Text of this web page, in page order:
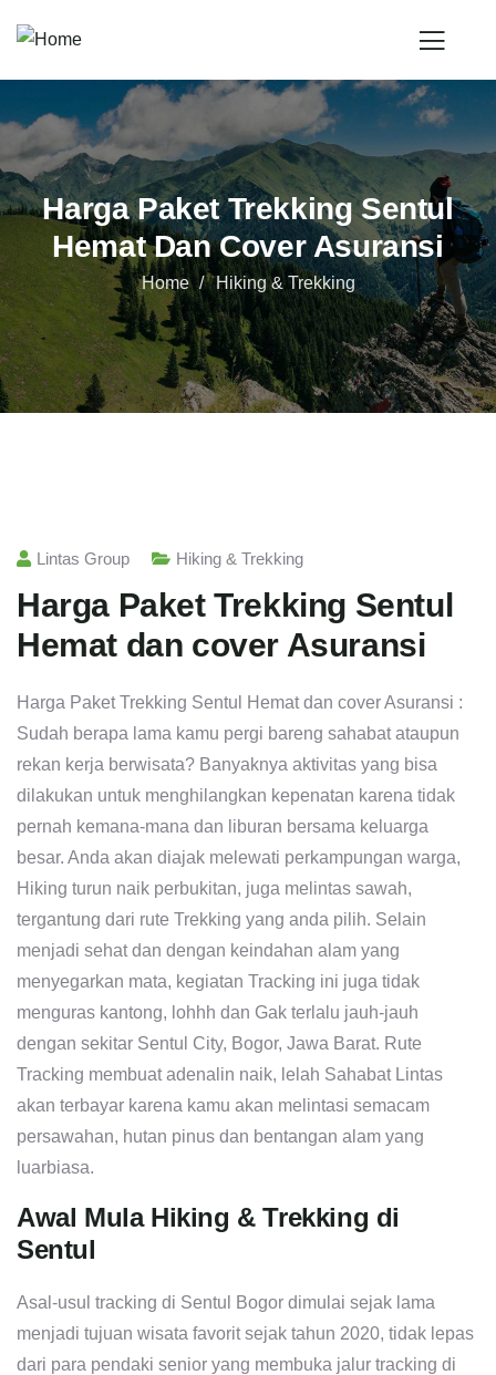
Harga Paket Trekking Sentul
Hemat Dan Cover Asuransi
Home Hiking & Trekking
Lintas Group Hiking & Trekking
Harga Paket Trekking Sentul
Hemat dan cover Asuransi
Harga Paket Trekking Sentul Hemat dan cover Asuransi :
Sudah berapa lama kamu pergi bareng sahabat ataupun
rekan kerja berwisata? Banyaknya aktivitas yang bisa
dilakukan untuk menghilangkan kepenatan karena tidak
pernah kemana-mana dan liburan bersama keluarga
besar. Anda akan diajak melewati perkampungan warga,
Hiking turun naik perbukitan, juga melintas sawah,
tergantung dari rute Trekking yang anda pilih. Selain
menjadi sehat dan dengan keindahan alam yang
menyegarkan mata, kegiatan Tracking ini juga tidak
menguras kantong, lohhh dan Gak terlalu jauh-jauh
dengan sekitar Sentul City, Bogor, Jawa Barat. Rute
Tracking membuat adenalin naik, lelah Sahabat Lintas
akan terbayar karena kamu akan melintasi semacam
persawahan, hutan pinus dan bentangan alam yang
luarbiasa.
Awal Mula Hiking & Trekking di
Sentul
Asal-usul tracking di Sentul Bogor dimulai sejak lama
menjadi tujuan wisata favorit sejak tahun 2020, tidak lepas
dari para pendaki senior yang membuka jalur tracking di